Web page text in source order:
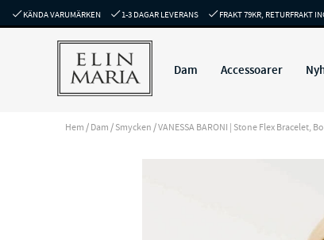
KÄNDA VARUMÄRKEN 1-3 DAGAR LEVERANS FRAKT 79KR, RETURFRAKT
Dam Accessoarer
Hem /Dam /Smycken /VANESSA BARONI | Stone Flex Bracelet,